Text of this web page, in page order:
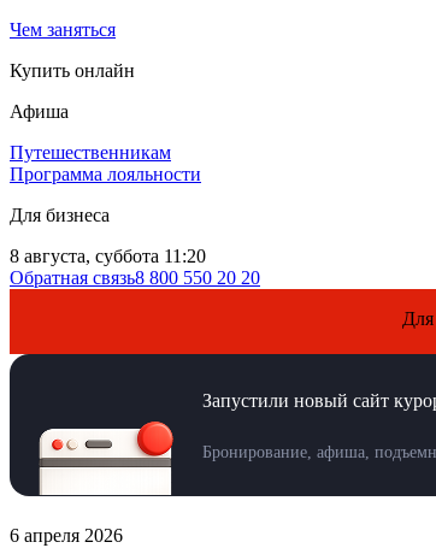
Чем заняться
Купить онлайн
Афиша
Путешественникам
Программа лояльности
Для бизнеса
8 августа, суббота 11:20
Обратная связь8 800 550 20 20
Для подъема выше
Запустили новый сайт
Бронирование, афиша,
6 апреля 2026